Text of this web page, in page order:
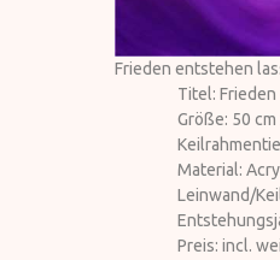
Frieden entstehen
Titel:
Größe: 50 cm
Material:
Leinwand/
Preis: incl.